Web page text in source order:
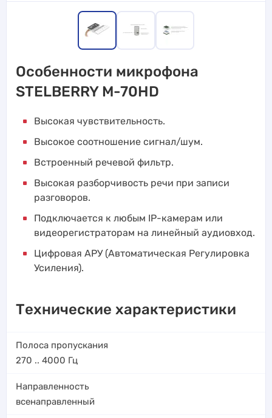
Особенности микрофона
STELBERRY M-70HD
Высокая чувствительность.
Высокое соотношение сигнал/шум.
Встроенный речевой фильтр.
Высокая разборчивость речи при записи
разговоров.
Подключается к любым IP-камерам или
видеорегистраторам на линейный аудиовход.
Цифровая АРУ (Автоматическая Регулировка
Усиления).
Технические характеристики
Полоса пропускания
270 .. 4000 Гц
Направленность
всенаправленный